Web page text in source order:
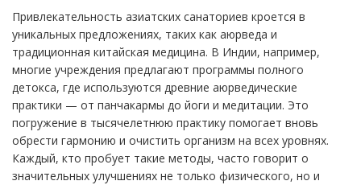
Привлекательность азиатских санаториев кроется в
уникальных предложениях, таких как аюрведа и
традиционная китайская медицина. В Индии, например,
многие учреждения предлагают программы полного
детокса, где используются древние аюрведические
практики — от панчакармы до йоги и медитации. Это
погружение в тысячелетнюю практику помогает вновь
обрести гармонию и очистить организм на всех уровнях.
Каждый, кто пробует такие методы, часто говорит о
значительных улучшениях не только физического, но и